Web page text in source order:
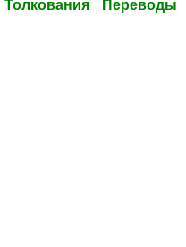
Толкования Переводы